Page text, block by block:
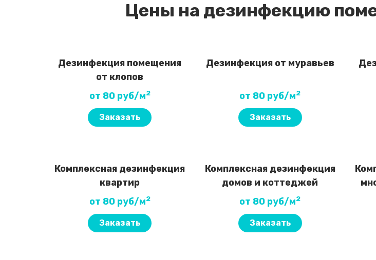
Цены на дезинфекцию
Дезинфекция помещения
от клопов
от 80 руб/м2
Заказать
Дезинфекция от муравьев
от 80 руб/м2
Заказать
Комплексная дезинфекция
квартир
от 80 руб/м2
Заказать
Комплексная дезинфекция
домов и коттеджей
от 80 руб/м2
Заказать